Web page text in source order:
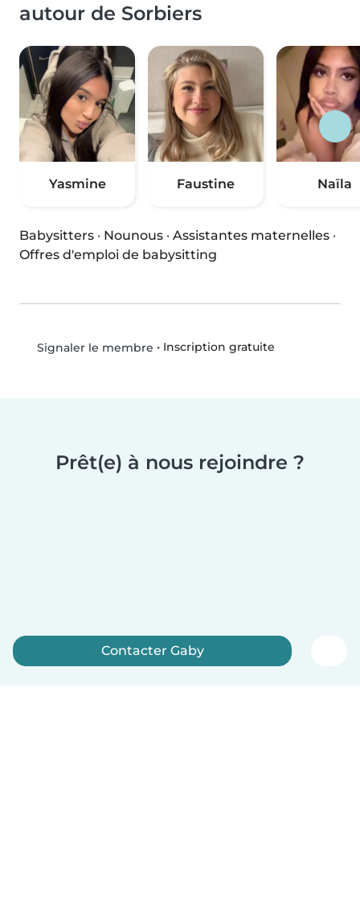
autour de Sorbiers
Yasmine Faustine Naïla
Babysitters · Nounous · Assistantes maternelles ·
Offres d'emploi de babysitting
Signaler le membre • Inscription gratuite
Prêt(e) à nous rejoindre ?
Contacter Gaby